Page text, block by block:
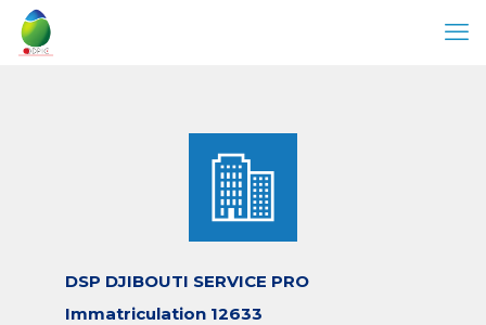
DSP DJIBOUTI SERVICE PRO
Immatriculation 12633